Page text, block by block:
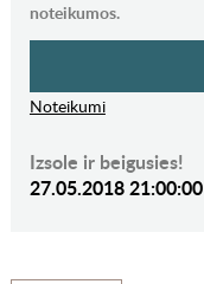
noteikumos.
Noteikumi
Izsole ir beigusies!
27.05.2018 21:00:00